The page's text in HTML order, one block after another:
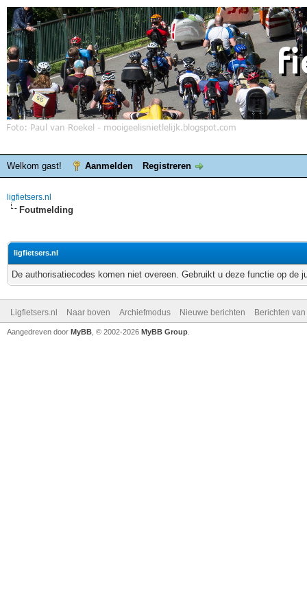
Welkom gast! Aanmelden Registreren
ligfietsers.nl
Foutmelding
ligfietsers.nl
De authorisatiecodes komen niet overeen. Gebruikt u deze functie op de
Ligfietsers.nl Naar boven Archiefmodus Nieuwe berichten Berichten
Aangedreven door MyBB , © 2002-2026 MyBB Group